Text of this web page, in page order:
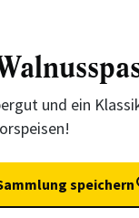
und ein
speichern